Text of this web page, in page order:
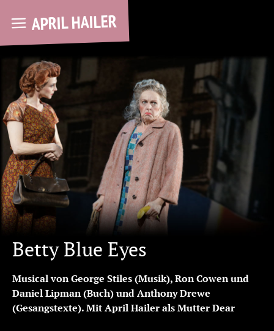
APRIL HAILER
Betty Blue Eyes
Musical von George Stiles (Musik), Ron Cowen und
Daniel Lipman (Buch) und Anthony Drewe
(Gesangstexte). Mit April Hailer als Mutter Dear